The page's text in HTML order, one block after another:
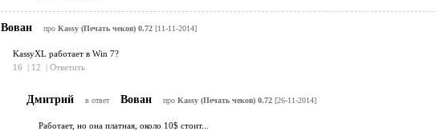
Вован про Kassy (Печать чеков) 0.72[11-11-2014]
KassyXL работает в Win 7?
16
| 12 | Ответить
Дмитрий в ответ Вован про Kassy (Печать чеков) 0.72[26-11-2014]
Работает, но она платная, около 10$ стоит...